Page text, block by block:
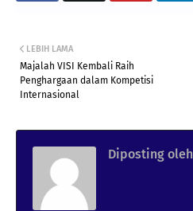
LEBIH LAMA
Majalah VISI Kembali Raih
Penghargaan dalam Kompetisi
Internasional
Diposting oleh